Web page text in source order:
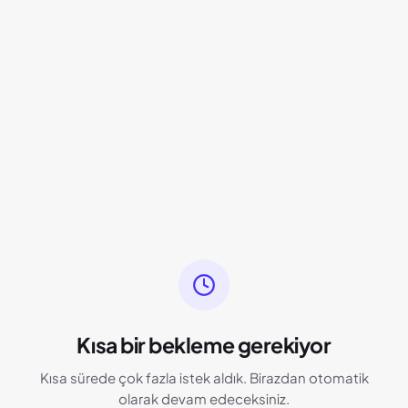
Kısa bir bekleme gerekiyor
Kısa sürede çok fazla istek aldık. Birazdan otomatik
olarak devam edeceksiniz.